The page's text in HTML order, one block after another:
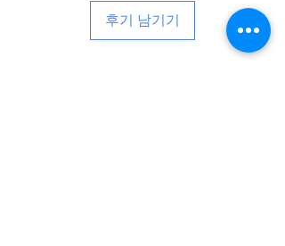
후기 남기기